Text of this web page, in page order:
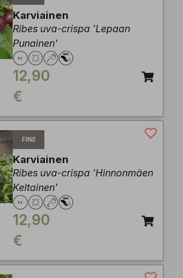
Karviainen
Ribes uva-crispa 'Lepaan
Punainen'
12,90
€
FINE
Karviainen
Ribes uva-crispa 'Hinnonmäen
Keltainen'
12,90
€